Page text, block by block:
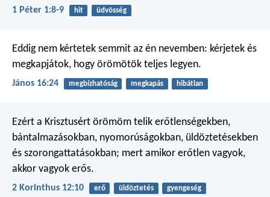
1 Péter 1:8-9 hit üdvösség
Eddig nem kértetek semmit az én nevemben: kérjetek és
megkapjátok, hogy örömötök teljes legyen.
János 16:24 megbízhatóság megkapás hibátlan
Ezért a Krisztusért örömöm telik erőtlenségekben,
bántalmazásokban, nyomorúságokban, üldöztetésekben
és szorongattatásokban; mert amikor erőtlen vagyok,
akkor vagyok erős.
2 Korinthus 12:10 erő üldöztetés gyengeség